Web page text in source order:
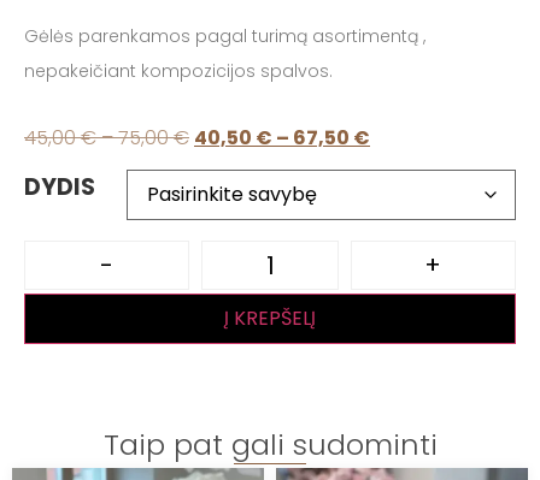
Gėlės parenkamos pagal turimą asortimentą ,
nepakeičiant kompozicijos spalvos.
45,00€–75,00€ 40,50 € – 67,50 €
DYDIS
- +
Į KREPŠELĮ
Taip pat gali sudominti